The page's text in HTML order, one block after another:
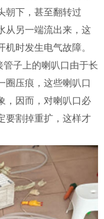
朝下，甚至翻转过
从另一端流出来，这
时发生电气故障。
子上的喇叭口由于长
圈压痕，这些喇叭口
，因而，对喇叭口必
要割掉重扩，这样才